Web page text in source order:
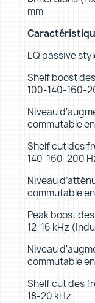
mm
EQ passive
Shelf boost
100-140-160-
Niveau
commutable
Shelf cut des
140-160-200
Niveau
commutable
Peak boost
12-16 kHz
Niveau
commutable
Shelf cut des
18-20 kHz